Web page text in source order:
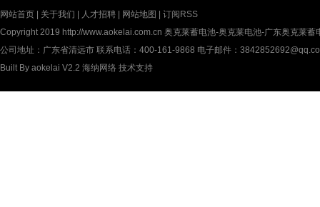
网站首页 关于我们 人才招聘 网站地图
订阅RSS
Copyright 2019 http://www.aokelai.com.cn 奥克莱蓄电池-奥克莱电池-广东奥克莱
公司地址：广东省清远市 联系电话：400-161-9868 电子邮件：
Built By aokelai V2.2 海纳网络 技术支持